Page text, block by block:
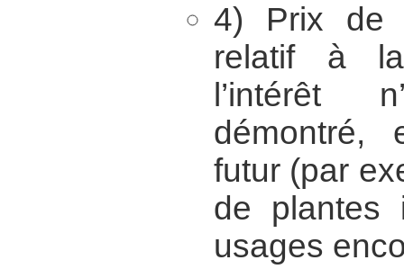
4) Prix de
relatif à la
l’intérêt
démontré,
futur (par
de plantes
usages